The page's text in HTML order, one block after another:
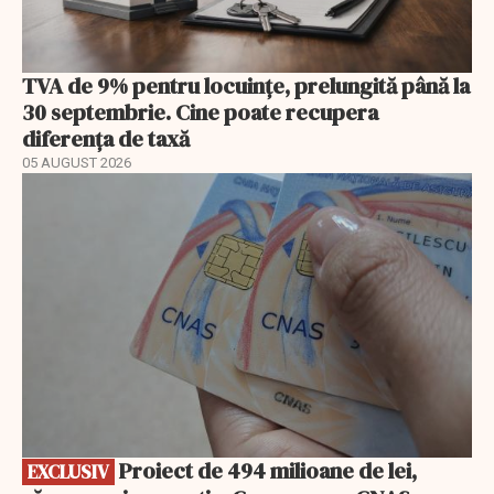
TVA de 9% pentru locuințe, prelungită până la
30 septembrie. Cine poate recupera
diferența de taxă
05 AUGUST 2026
EXCLUSIV